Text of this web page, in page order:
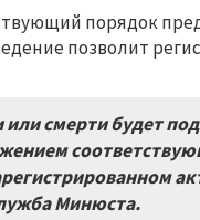
порядок
позволит
смерти будет
Минюста.